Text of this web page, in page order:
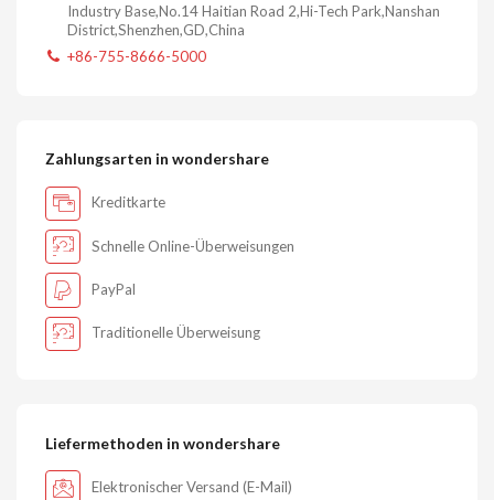
Industry Base,No.14 Haitian Road 2,Hi-Tech Park,Nanshan
District,Shenzhen,GD,China
+86-755-8666-5000
Zahlungsarten in wondershare
Kreditkarte
Schnelle Online-Überweisungen
PayPal
Traditionelle Überweisung
Liefermethoden in wondershare
Elektronischer Versand (E-Mail)